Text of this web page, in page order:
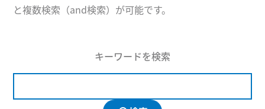
と複数検索（and検索）が可能です。
キーワードを検索